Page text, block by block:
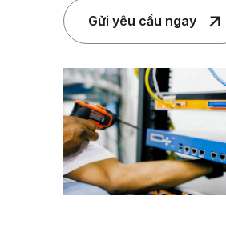
Gửi yêu cầu ngay